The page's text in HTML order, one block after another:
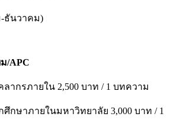
นวาคม)
/APC
ากรภายใน 2,500 บาท / 1 บทความ
กษาภายในมหาวิทยาลัย 3,000 บาท / 1